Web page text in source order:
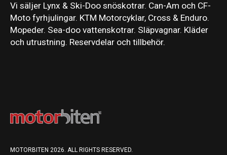
Vi säljer Lynx & Ski-Doo snöskotrar. Can-Am och CF-
Moto fyrhjulingar. KTM Motorcyklar, Cross & Enduro.
Mopeder. Sea-doo vattenskotrar. Släpvagnar. Kläder
och utrustning. Reservdelar och tillbehör.
MOTORBITEN 2026. ALL RIGHTS RESERVED.